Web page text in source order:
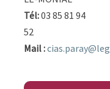
Tél:03 85 81 94
52
Mail :